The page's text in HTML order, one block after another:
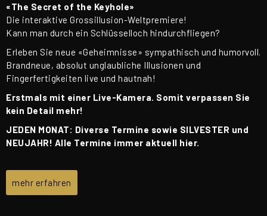
«The Secret of the Keyhole»
Die interaktive Grossillusion-Weltpremiere!
Kann man durch ein Schlüsselloch hindurchfliegen?
Erleben Sie neue «Geheimnisse» sympathisch und humorvoll.
Brandneue, absolut unglaubliche Illusionen und
Fingerfertigkeiten live und hautnah!
Erstmals mit einer Live-Kamera. Somit verpassen Sie
kein Detail mehr!
JEDEN MONAT: Diverse Termine sowie SILVESTER und
NEUJAHR! Alle Termine immer aktuell hier.
mehr erfahren